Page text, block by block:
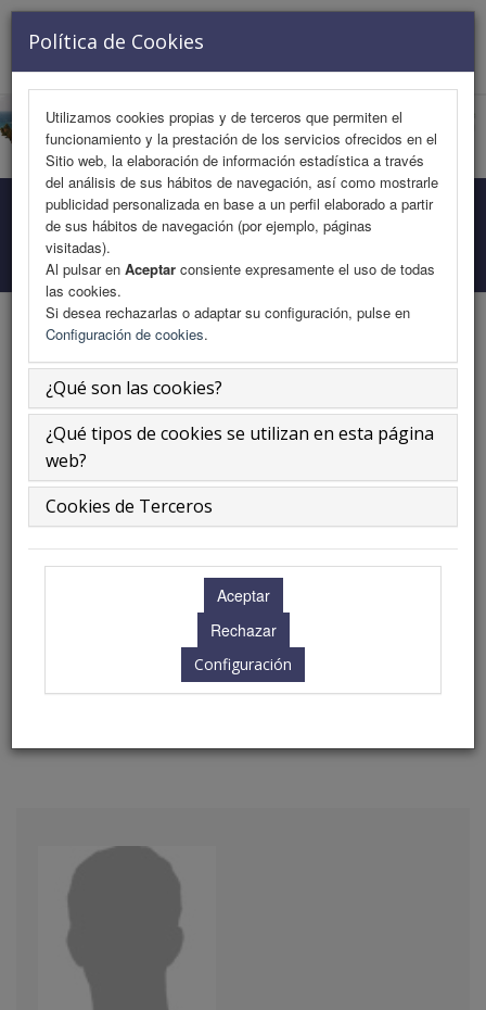
Política de Cookies
Utilizamos cookies propias y de terceros que permiten el
funcionamiento y la prestación de los servicios ofrecidos en el
Sitio web, la elaboración de información estadística a través
del análisis de sus hábitos de navegación, así como mostrarle
publicidad personalizada en base a un perfil elaborado a partir
de sus hábitos de navegación (por ejemplo, páginas
visitadas).
Al pulsar en Aceptar consiente expresamente el uso de todas
las cookies.
Si desea rechazarlas o adaptar su configuración, pulse en
Configuración de cookies.
¿Qué son las cookies?
¿Qué tipos de cookies se utilizan en esta página
web?
Cookies de Terceros
Configuración
Programa Medicina
Inicio
Abordaje Cardiorrenal en la consulta.
19.30 - 20.30 h.
Ubicación: Nijar I